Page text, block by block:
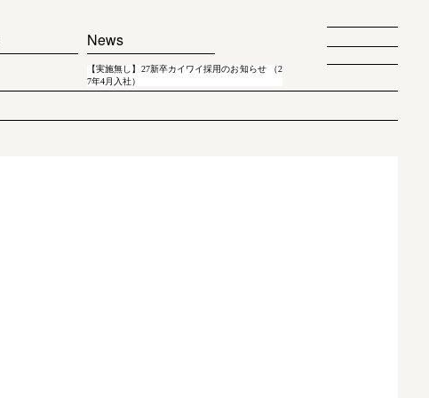
News
【実施無し】27新卒カイワイ採用のお知らせ （2
7年4月入社）